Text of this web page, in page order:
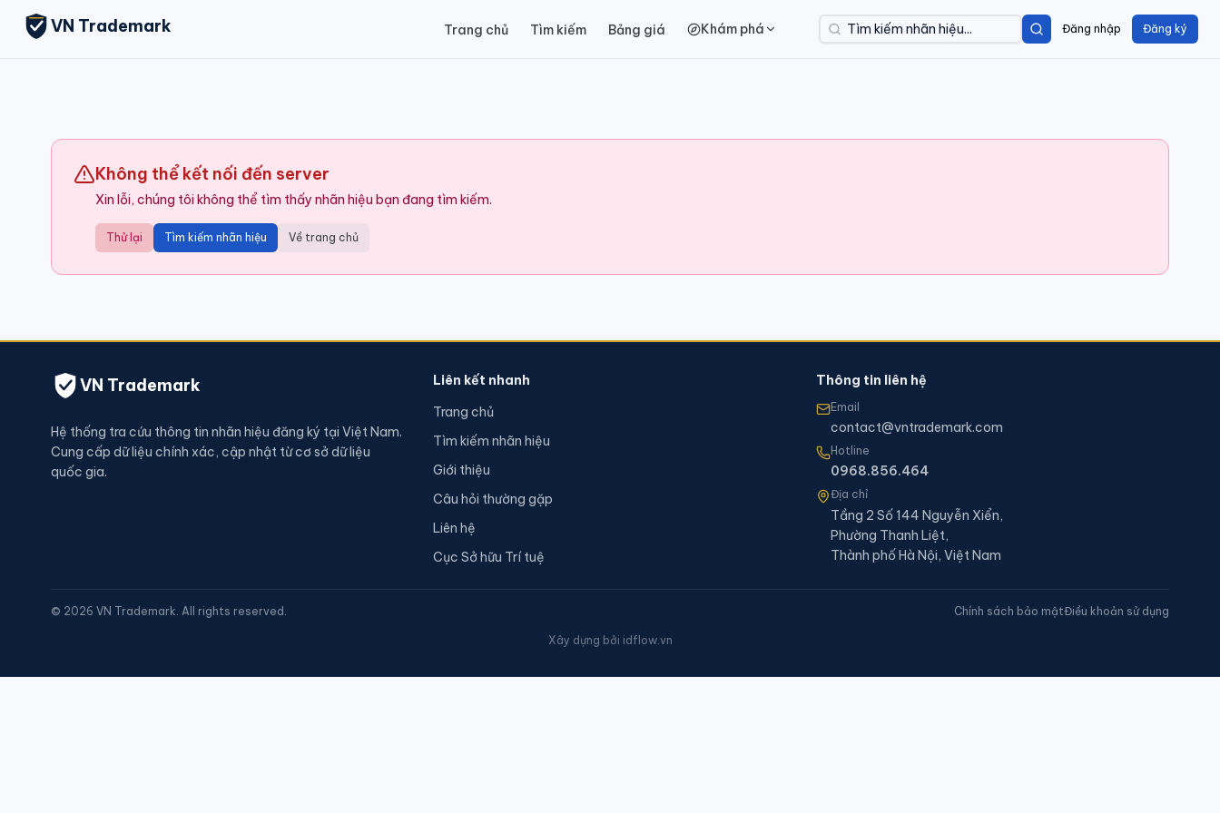
VN Trademark Trang chủ Tìm kiếm Bảng giá Khám phá Đăng nhập Đăng ký
Không thể kết nối đến server
Xin lỗi, chúng tôi không thể tìm thấy nhãn hiệu bạn đang tìm kiếm.
Thử lại Tìm kiếm nhãn hiệu Về trang chủ
VN Trademark
Hệ thống tra cứu thông tin nhãn hiệu đăng ký tại Việt Nam.
Cung cấp dữ liệu chính xác, cập nhật từ cơ sở dữ liệu
quốc gia.
Liên kết nhanh
Trang chủ
Tìm kiếm nhãn hiệu
Giới thiệu
Câu hỏi thường gặp
Liên hệ
Cục Sở hữu Trí tuệ
Thông tin liên hệ
Email
contact@vntrademark.com
Hotline
0968.856.464
Địa chỉ
Tầng 2 Số 144 Nguyễn Xiển,
Phường Thanh Liệt,
Thành phố Hà Nội, Việt Nam
© 2026 VN Trademark. All rights reserved. Chính sách bảo mậtĐiều khoản sử dụng
Xây dựng bởi idflow.vn